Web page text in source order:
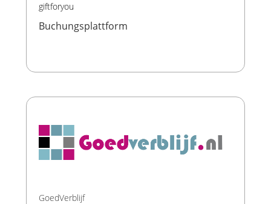
giftforyou
Buchungsplattform
GoedVerblijf